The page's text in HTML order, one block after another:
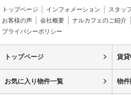
トップページ インフォメーション スタッ
お客様の声
会社概要 ナルカフェのご紹介
プライバシーポリシー
トップページ 賃
お気に入り物件一覧 物